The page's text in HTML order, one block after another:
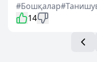
#Бошқалар
14